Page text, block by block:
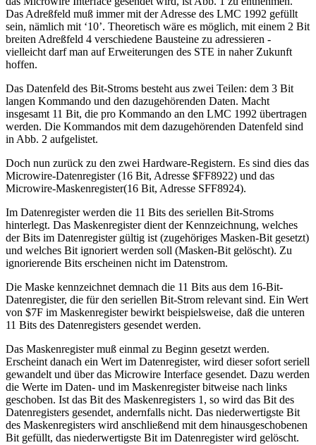
Das Adreßfeld muß immer mit der Adresse des LMC 1992 gefüllt
sein, nämlich mit ‘10’. Theoretisch wäre es möglich, mit einem 2 Bit
breiten Adreßfeld 4 verschiedene Bausteine zu adressieren -
vielleicht darf man auf Erweiterungen des STE in naher Zukunft
hoffen.
Das Datenfeld des Bit-Stroms besteht aus zwei Teilen: dem 3 Bit
langen Kommando und den dazugehörenden Daten. Macht
insgesamt 11 Bit, die pro Kommando an den LMC 1992 übertragen
werden. Die Kommandos mit dem dazugehörenden Datenfeld sind
in Abb. 2 aufgelistet.
Doch nun zurück zu den zwei Hardware-Registern. Es sind dies das
Microwire-Datenregister (16 Bit, Adresse $FF8922) und das
Microwire-Maskenregister(16 Bit, Adresse SFF8924).
Im Datenregister werden die 11 Bits des seriellen Bit-Stroms
hinterlegt. Das Maskenregister dient der Kennzeichnung, welches
der Bits im Datenregister gültig ist (zugehöriges Masken-Bit gesetzt)
und welches Bit ignoriert werden soll (Masken-Bit gelöscht). Zu
ignorierende Bits erscheinen nicht im Datenstrom.
Die Maske kennzeichnet demnach die 11 Bits aus dem 16-Bit-
Datenregister, die für den seriellen Bit-Strom relevant sind. Ein Wert
von $7F im Maskenregister bewirkt beispielsweise, daß die unteren
11 Bits des Datenregisters gesendet werden.
Das Maskenregister muß einmal zu Beginn gesetzt werden.
Erscheint danach ein Wert im Datenregister, wird dieser sofort seriell
gewandelt und über das Microwire Interface gesendet. Dazu werden
die Werte im Daten- und im Maskenregister bitweise nach links
geschoben. Ist das Bit des Maskenregisters 1, so wird das Bit des
Datenregisters gesendet, andernfalls nicht. Das niederwertigste Bit
des Maskenregisters wird anschließend mit dem hinausgeschobenen
Bit gefüllt, das niederwertigste Bit im Datenregister wird gelöscht.